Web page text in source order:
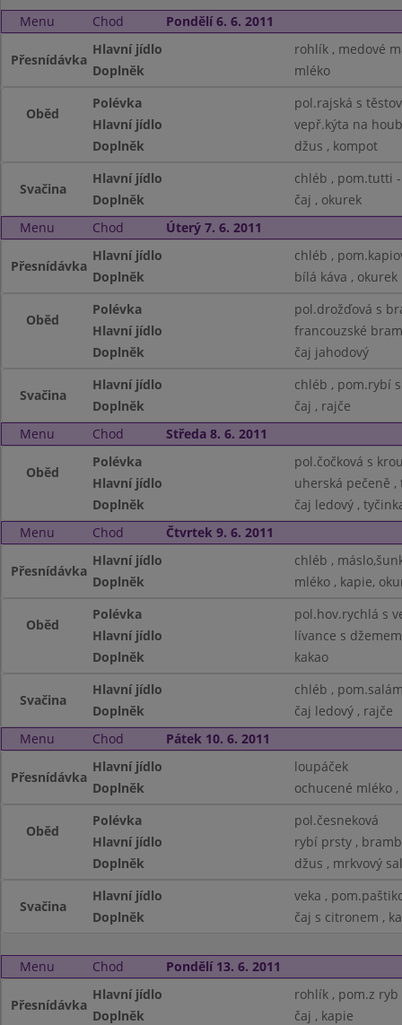
Menu Chod Pondělí 6. 6. 2011
Přesnídávka
Hlavní jídlo
rohlík , medové
Doplněk
mléko
Oběd
Polévka
pol.rajská s
Hlavní jídlo
vepř.kýta na
Doplněk
džus , kompot
Svačina
Hlavní jídlo
chléb , pom.tutti
Doplněk
čaj , okurek
Menu
Chod Úterý 7. 6. 2011
Přesnídávka
Hlavní jídlo
chléb ,
Doplněk
bílá káva , okurek
Oběd
Polévka
pol.drožďová s
Hlavní jídlo
francouzské
Doplněk
čaj jahodový
Svačina
Hlavní jídlo
chléb , pom.rybí
Doplněk
čaj , rajče
Menu
Chod Středa 8. 6. 2011
Oběd
Polévka
pol.čočková s
Hlavní jídlo
uherská pečeně ,
Doplněk
čaj ledový ,
Menu
Chod Čtvrtek 9. 6. 2011
Přesnídávka
Hlavní jídlo
chléb ,
Doplněk
mléko , kapie,
Oběd
Polévka
pol.hov.rychlá s
Hlavní jídlo
lívance s
Doplněk
kakao
Svačina
Hlavní jídlo
chléb ,
Doplněk
čaj ledový , rajče
Menu
Chod Pátek 10. 6. 2011
Přesnídávka
Hlavní jídlo
loupáček
Doplněk
ochucené mléko ,
Oběd
Polévka
pol.česneková
Hlavní jídlo
rybí prsty ,
Doplněk
džus , mrkvový
Svačina
Hlavní jídlo
veka ,
Doplněk
čaj s citronem ,
Menu Chod Pondělí 13. 6. 2011
Přesnídávka
Hlavní jídlo
rohlík , pom.z
Doplněk
čaj , kapie